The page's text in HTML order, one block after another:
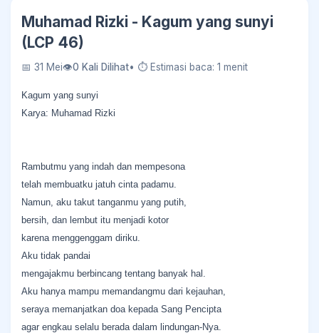
Muhamad Rizki - Kagum yang sunyi
(LCP 46)
📅 31 Mei👁0 Kali Dilihat• ⏱ Estimasi baca: 1 menit
Kagum yang sunyi
Karya: Muhamad Rizki
Rambutmu yang indah dan mempesona
‎telah membuatku jatuh cinta padamu.
‎Namun, aku takut tanganmu yang putih,
‎bersih, dan lembut itu menjadi kotor
‎karena menggenggam diriku.
‎Aku tidak pandai
‎mengajakmu berbincang tentang banyak hal.
‎Aku hanya mampu memandangmu dari kejauhan,
‎seraya memanjatkan doa kepada Sang Pencipta
‎agar engkau selalu berada dalam lindungan-Nya.